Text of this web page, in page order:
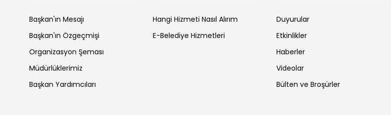
Başkan'ın Mesajı
Başkan'ın Özgeçmişi
Organizasyon Şeması
Müdürlüklerimiz
Başkan Yardımcıları
Hangi Hizmeti Nasıl Alırım
E-Belediye Hizmetleri
Duyurular
Etkinlikler
Haberler
Videolar
Bülten ve Broşürler